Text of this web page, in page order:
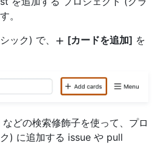
。
ック) で、
[カードを追加] を
などの検索修飾子を使って、プロ
) に追加する issue や pull